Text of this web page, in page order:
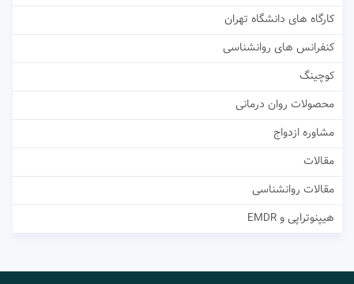
کارگاه های دانشگاه تهران
کنفرانس های روانشناسی
کوچینگ
محصولات روان درمانی
مشاوره ازدواج
مقالات
مقالات روانشناسی
هیپنوتراپی و EMDR